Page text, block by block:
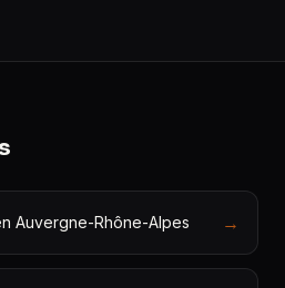
Auvergne-Rhône-Alpes →